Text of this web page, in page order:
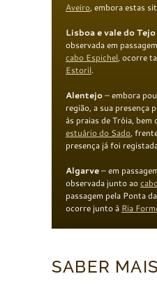
Aveiro, embora estas
Lisboa e vale do Tejo
observada em
cabo Espichel, ocorre
Estoril.
Alentejo– embora
região, a sua presença
às praias de Tróia,
estuáriodo Sado,
presença já foi
Algarve– em
observada junto ao
passagem pela Ponta
ocorre junto à Ria
SABER MAIS